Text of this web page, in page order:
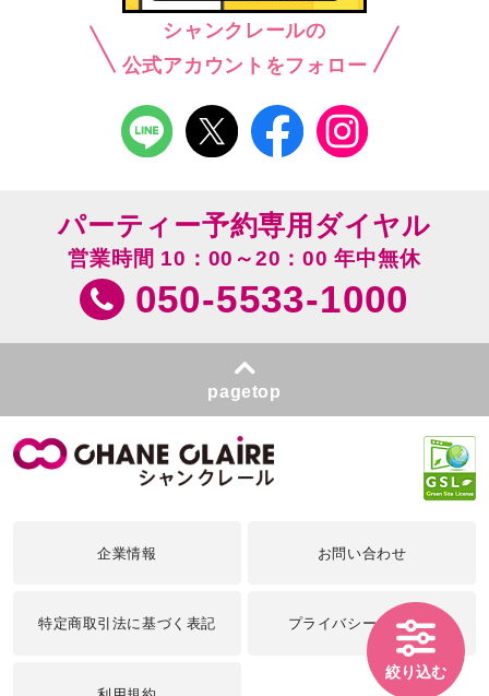
シャンクレールの
公式アカウントをフォロー
絞り込む
パーティー予約専用ダイヤル
営業時間 10：00～20：00 年中無休
050-5533-1000
pagetop
企業情報 お問い合わせ
特定商取引法に基づく表記 プライバシーポリシー